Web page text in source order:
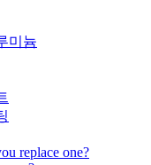
미늄
replace one?